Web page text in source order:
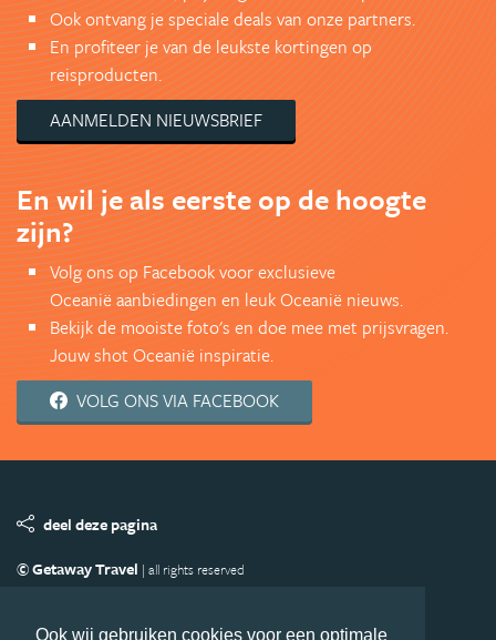
Ook wij gebruiken cookies voor een optimale
Ook ontvang je speciale deals van onze partners.
En profiteer je van de leukste kortingen op
reisproducten.
AANMELDEN NIEUWSBRIEF
En wil je als eerste op de hoogte
zijn?
Volg ons op Facebook voor exclusieve
Oceanië aanbiedingen en leuk Oceanië nieuws.
Bekijk de mooiste foto's en doe mee met prijsvragen.
Jouw shot Oceanië inspiratie.
VOLG ONS VIA FACEBOOK
deel deze pagina
© Getaway Travel | all rights reserved
Copyright
Privacy statement Disclaimer Cookies